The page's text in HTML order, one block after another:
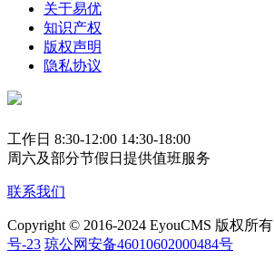
关于易优
知识产权
版权声明
隐私协议
工作日 8:30-12:00 14:30-18:00
周六及部分节假日提供值班服务
联系我们
Copyright © 2016-2024 EyouCMS 版权所有
号-23 琼公网安备46010602000484号